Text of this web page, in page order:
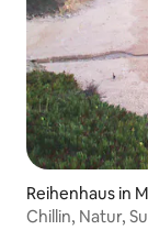
Reihenhaus in
Chillin, Natur,